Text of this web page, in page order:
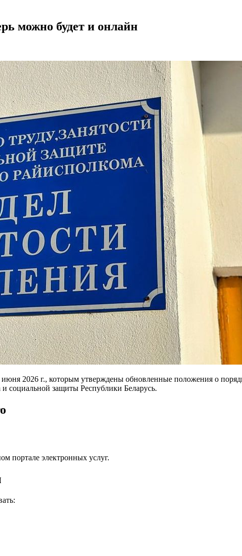
можно будет и онлайн
2026 г., которым утверждены обновленные положения о
социальной защиты Республики Беларусь.
портале электронных услуг.